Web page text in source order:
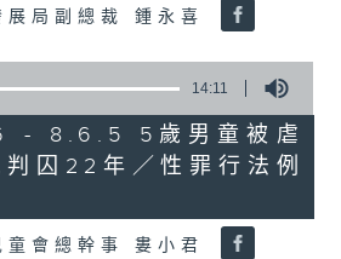
展局副總裁 鍾永喜
14:11
- 8.6.5 5歲男童被虐
囚22年／性罪行法例
童會總幹事 婁小君